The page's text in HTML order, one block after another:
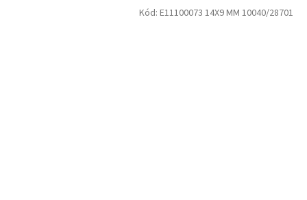
Kód: E11100073 14X9 MM 10040/28701